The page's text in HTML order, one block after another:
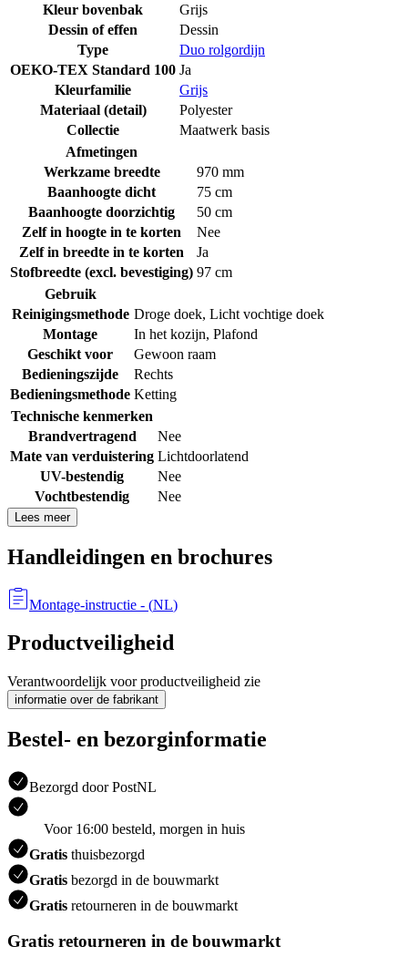
Kleur bovenbak
Grijs
Dessin of effen
Dessin
Type
Duo rolgordijn
OEKO-TEX Standard 100 Ja
Kleurfamilie
Grijs
Materiaal (detail)
Polyester
Collectie
Maatwerk basis
Afmetingen
Werkzame breedte
970 mm
Baanhoogte dicht
75 cm
Baanhoogte doorzichtig
50 cm
Zelf in hoogte in te korten
Nee
Zelf in breedte in te korten
Ja
Stofbreedte (excl. bevestiging) 97 cm
Gebruik
Reinigingsmethode Droge doek, Licht vochtige doek
Montage
In het kozijn, Plafond
Geschikt voor
Gewoon raam
Bedieningszijde
Rechts
Bedieningsmethode Ketting
Technische kenmerken
Brandvertragend
Nee
Mate van verduistering Lichtdoorlatend
UV-bestendig
Nee
Vochtbestendig
Nee
Lees meer
Handleidingen en brochures
Montage-instructie - (NL)
Productveiligheid
Verantwoordelijk voor productveiligheid zie
informatie over de fabrikant
Bestel- en bezorginformatie
Bezorgd door PostNL
Voor 16:00 besteld, morgen in huis
Gratis thuisbezorgd
Gratis bezorgd in de bouwmarkt
Gratis retourneren in de bouwmarkt
Gratis retourneren in de bouwmarkt